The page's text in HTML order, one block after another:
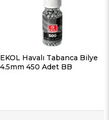
EKOL Havalı Tabanca Bilye
4.5mm 450 Adet BB